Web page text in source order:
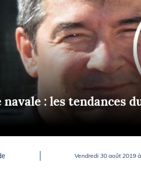
Plongée
Glisse
: les tendances
Vendredi 30 août 2019